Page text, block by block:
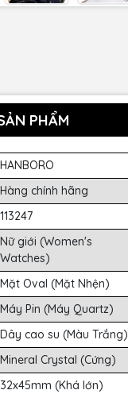
PHẨM
HANBORO
Hàng chính hãng
113247
Nữ giới (Women's
Watches)
Mặt Oval (Mặt Nhện)
Máy Pin (Máy Quartz)
Dây cao su (Màu Trắng)
Mineral Crystal (Cứng)
32x45mm (Khá lớn)